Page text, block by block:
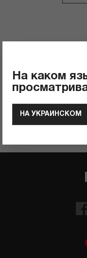
На каком
НА УКРАИНСКОМ